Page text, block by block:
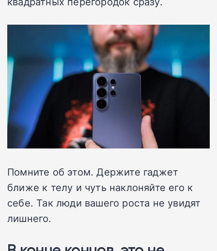
Помните об этом. Держите гаджет
ближе к телу и чуть наклоняйте его к
себе. Так люди вашего роста не увидят
лишнего.